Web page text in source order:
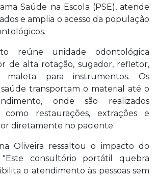
Saúde na Escola (PSE), atende
e amplia o acesso da população
reúne unidade odontológica
de alta rotação, sugador, refletor,
maleta para instrumentos. Os
saúde transportam o material até o
onde são realizados
como restaurações, extrações e
diretamente no paciente.
Oliveira ressaltou o impacto do
consultório portátil quebra
o atendimento às pessoas sem